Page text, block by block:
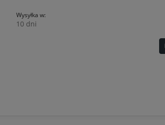
Wysyłka w:
10 dni